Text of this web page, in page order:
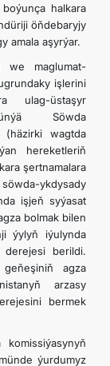
halkara
öňdebaryjy
amala aşyrýar.
we maglumat-
işlerini
ulag-üstaşyr
Söwda
(häzirki wagtda
hereketleriň
şertnamalara
ykdysady
işjeň syýasat
bolmak bilen
ýylyň iýulynda
derejesi berildi.
agza
arzasy
bermek
ýurdumyz